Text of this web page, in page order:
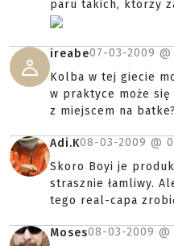
paru takich, którzy
ireabe07-03-2009 @
Kolba w tej giecie
w praktyce może
z miejscem na
Adi.K08-03-2009 @
Skoro Boyi je
strasznie łamliwy.
tego real-capa
Moses08-03-2009 @